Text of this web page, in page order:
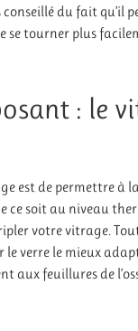
conseillé du fait
se tourner plus
: le
est de permettre à
ce soit au niveau
votre vitrage.
verre le mieux
aux feuillures de